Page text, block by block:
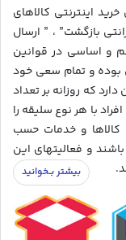
اینترنتی کالاهای
بازگشت” ، ” ارسال
و اساسی در قوانین
بوده و تمام سعی خود
که روزانه بر تعداد
با هر نوع سلیقه را
کالاها و خدمات حسب
و فعالیتهای این